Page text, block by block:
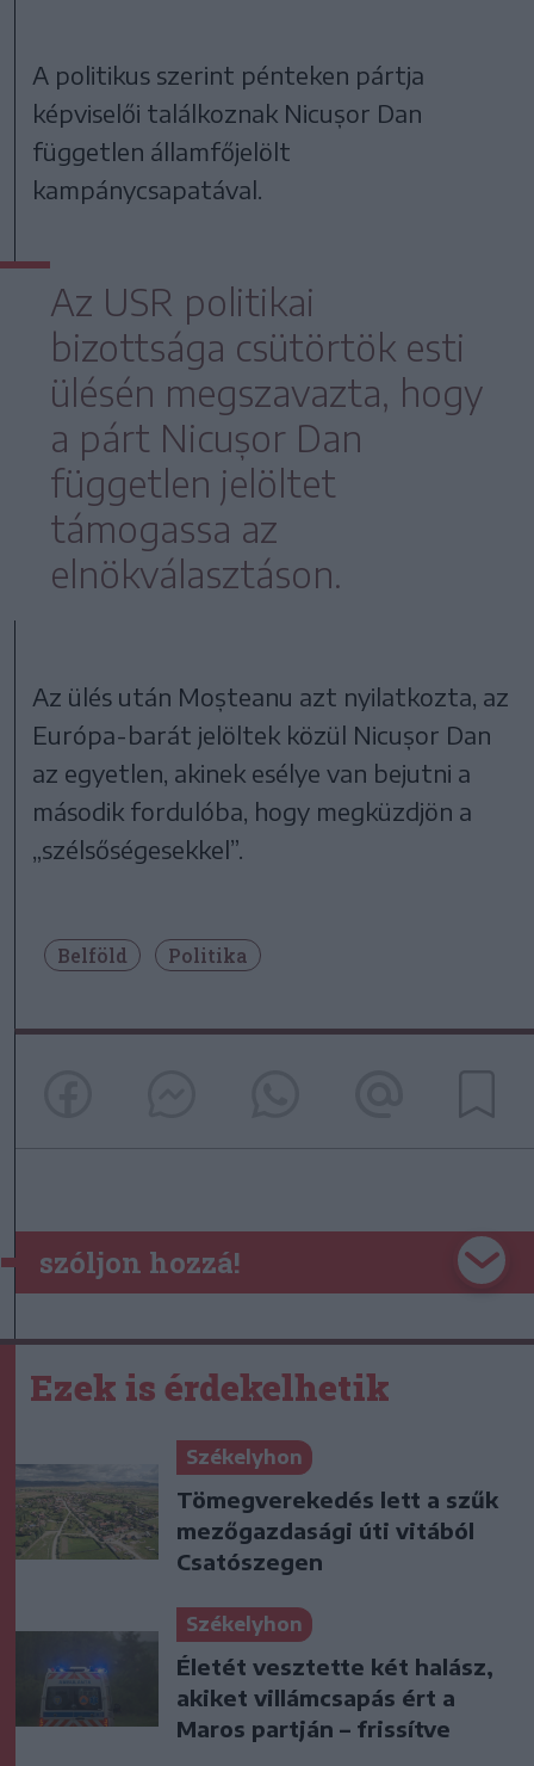
A politikus szerint pénteken pártja
képviselői találkoznak Nicușor Dan
független államfőjelölt
kampánycsapatával.
Az USR politikai
bizottsága csütörtök esti
ülésén megszavazta, hogy
a párt Nicușor Dan
független jelöltet
támogassa az
elnökválasztáson.
Az ülés után Moșteanu azt nyilatkozta, az
Európa-barát jelöltek közül Nicușor Dan
az egyetlen, akinek esélye van bejutni a
második fordulóba, hogy megküzdjön a
„szélsőségesekkel”.
Belföld Politika
szóljon hozzá!
Ezek is érdekelhetik
Székelyhon
Tömegverekedés lett a szűk
mezőgazdasági úti vitából
Csatószegen
Székelyhon
Életét vesztette két halász,
akiket villámcsapás ért a
Maros partján – frissítve